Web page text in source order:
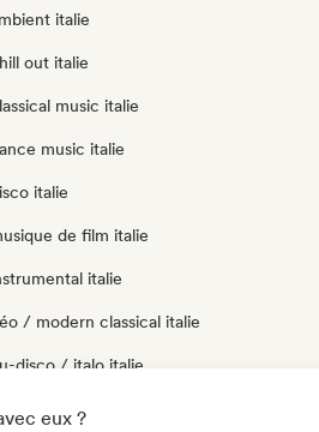
italie
out italie
music italie
music italie
italie
de film italie
italie
/ modern classical italie
disco / italo italie
italie
eux ?